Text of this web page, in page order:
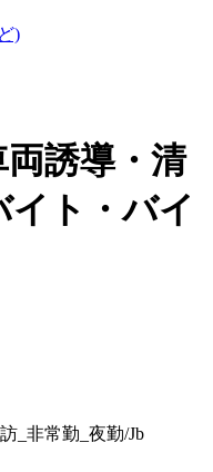
)
誘導・清
イト・バイ
_非常勤_夜勤/Jb